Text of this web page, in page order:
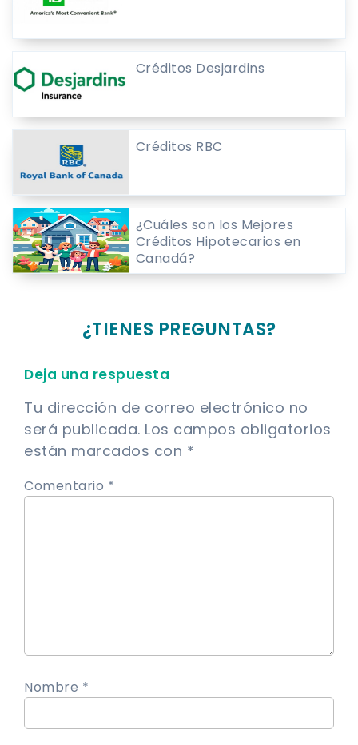
Créditos Desjardins
Créditos RBC
¿Cuáles son los Mejores
Créditos Hipotecarios en
Canadá?
¿TIENES PREGUNTAS?
Deja una respuesta
Tu dirección de correo electrónico no
será publicada. Los campos obligatorios
están marcados con *
Comentario *
Nombre *